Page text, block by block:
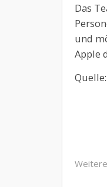
Das
und
Apple
Quelle: